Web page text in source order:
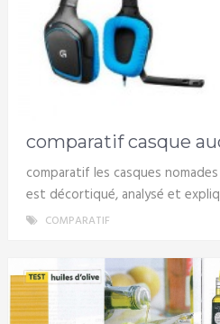
comparatif casque
comparatif les casques
est décortiqué, analysé et
COMPARATIF